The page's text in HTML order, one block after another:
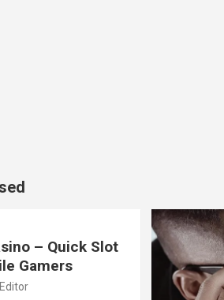
– Quick Slot
Gamers
Editor